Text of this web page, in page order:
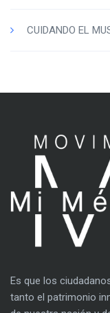
CUIDANDO EL
Es que los
tanto el patrimonio